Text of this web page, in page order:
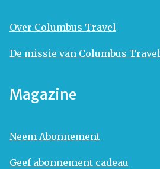
Over Columbus Travel
De missie van Columbus Travel
Magazine
Neem Abonnement
Geef abonnement cadeau